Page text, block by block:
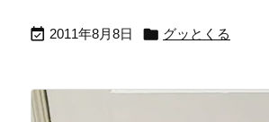
 2011年8月8日  グッとくる